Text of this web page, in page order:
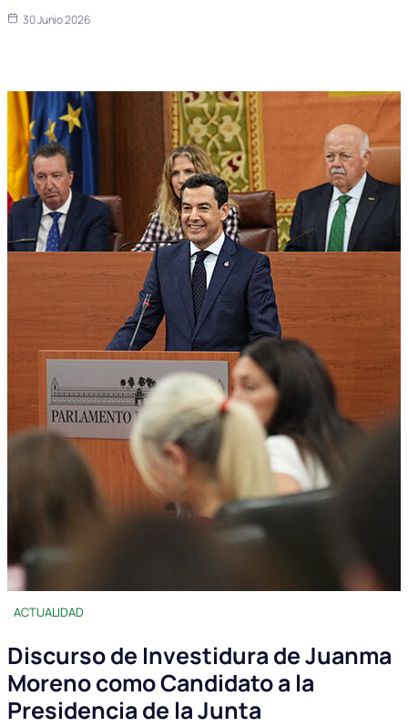
30 Junio 2026
ACTUALIDAD
Discurso de Investidura de Juanma
Moreno como Candidato a la
Presidencia de la Junta